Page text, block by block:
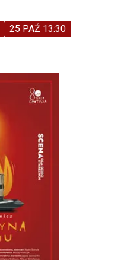
25 PAŹ 13:30